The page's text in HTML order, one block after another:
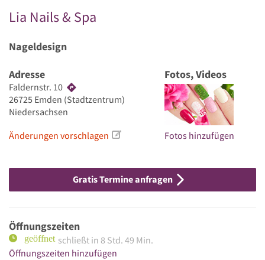
Lia Nails & Spa
Nageldesign
Adresse
Faldernstr. 10
26725 Emden (Stadtzentrum)
Niedersachsen
Änderungen vorschlagen
Fotos, Videos
Fotos hinzufügen
Gratis Termine anfragen
Öffnungszeiten
schließt in 8 Std. 49 Min.
Öffnungszeiten hinzufügen